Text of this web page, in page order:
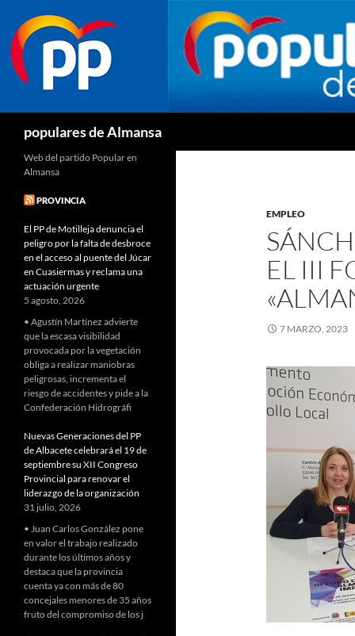
populares de Almansa
EMPLEO
EL III
7 MARZO, 2023
Web del partido Popular en
Almansa
PROVINCIA
El PP de Motilleja denuncia el
peligro por la falta de desbroce
en el acceso al puente del Júcar
en Cuasiermas y reclama una
actuación urgente
5 agosto, 2026
• Agustín Martínez advierte
que la escasa visibilidad
provocada por la vegetación
obliga a realizar maniobras
peligrosas, incrementa el
riesgo de accidentes y pide a la
Confederación Hidrográfi
Nuevas Generaciones del PP
de Albacete celebrará el 19 de
septiembre su XII Congreso
Provincial para renovar el
liderazgo de la organización
31 julio, 2026
• Juan Carlos González pone
en valor el trabajo realizado
durante los últimos años y
destaca que la provincia
cuenta ya con más de 80
concejales menores de 35 años
fruto del compromiso de los j